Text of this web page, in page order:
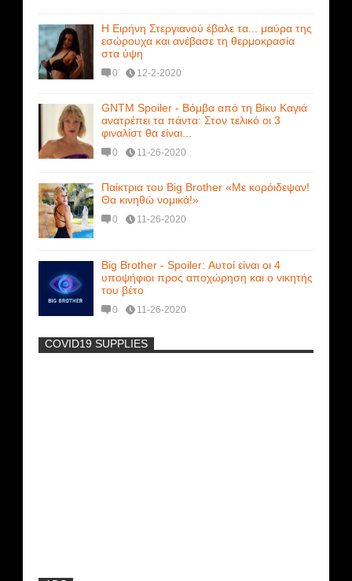
Η Ειρήνη Στεργιανού έβαλε τα... μαύρα της
εσώρουχα και ανέβασε τη θερμοκρασία
στα ύψη
0 12-2-2020
GNTM Spoiler - Βόμβα από τη Βίκυ Καγιά
ανατρέπει τα πάντα: Στον τελικό οι 3
φιναλίστ θα είναι...
0 11-26-2020
Παίκτρια του Big Brother «Με κορόιδεψαν!
Θα κινηθώ νομικά!»
0 11-26-2020
Big Brother - Spoiler: Αυτοί είναι οι 4
υποψήφιοι προς αποχώρηση και ο νικητής
του βέτο
0 11-26-2020
-
COVID19 SUPPLIES